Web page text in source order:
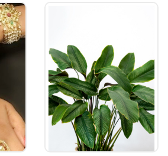
చూడటానికి సింపుల్‌గా ఉన్నా,
వీటికి ఆకుపచ్చ రంగులో
పెద్ద రాళ్లు ఉంటాయి.